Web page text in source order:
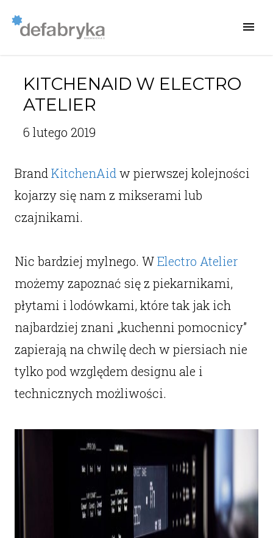
KITCHENAID W ELECTRO
ATELIER
6 lutego 2019
Brand KitchenAid w pierwszej kolejności
kojarzy się nam z mikserami lub
czajnikami.
Nic bardziej mylnego. WElectro Atelier
możemy zapoznać się z piekarnikami,
płytami i lodówkami, które tak jak ich
najbardziej znani „kuchenni pomocnicy”
zapierają na chwilę dech w piersiach nie
tylko pod względem designu ale i
technicznych możliwości.